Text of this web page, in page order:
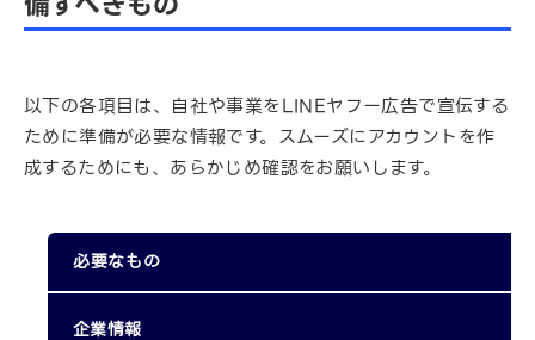
以下の各項目は、自社や事業をLINEヤフー広告で宣伝する
ために準備が必要な情報です。スムーズにアカウントを作
成するためにも、あらかじめ確認をお願いします。
必要なもの
企業情報